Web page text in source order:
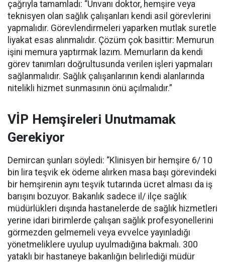
çağrıyla tamamladı: “Unvanı doktor, hemşire veya
teknisyen olan sağlık çalışanları kendi asil görevlerini
yapmalıdır. Görevlendirmeleri yaparken mutlak suretle
liyakat esas alınmalıdır. Çözüm çok basittir: Memurun
işini memura yaptırmak lazım. Memurların da kendi
görev tanımları doğrultusunda verilen işleri yapmaları
sağlanmalıdır. Sağlık çalışanlarının kendi alanlarında
nitelikli hizmet sunmasının önü açılmalıdır.”
VİP Hemşireleri Unutmamak
Gerekiyor
Demircan şunları söyledi: “Klinisyen bir hemşire 6/ 10
bin lira teşvik ek ödeme alırken masa başı görevindeki
bir hemşirenin aynı teşvik tutarında ücret alması da iş
barışını bozuyor. Bakanlık sadece il/ ilçe sağlık
müdürlükleri dışında hastanelerde de sağlık hizmetleri
yerine idari birimlerde çalışan sağlık profesyonellerini
görmezden gelmemeli veya evvelce yayınladığı
yönetmeliklere uyulup uyulmadığına bakmalı. 300
yataklı bir hastaneye bakanlığın belirlediği müdür